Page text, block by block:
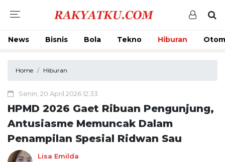
News Bisnis Bola Tekno Hiburan
Home Hiburan
Senin, 20 April 2026 12:33
HPMD 2026 Gaet Ribuan Pengunjung,
Antusiasme Memuncak Dalam
Penampilan Spesial Ridwan Sau
Lisa Emilda